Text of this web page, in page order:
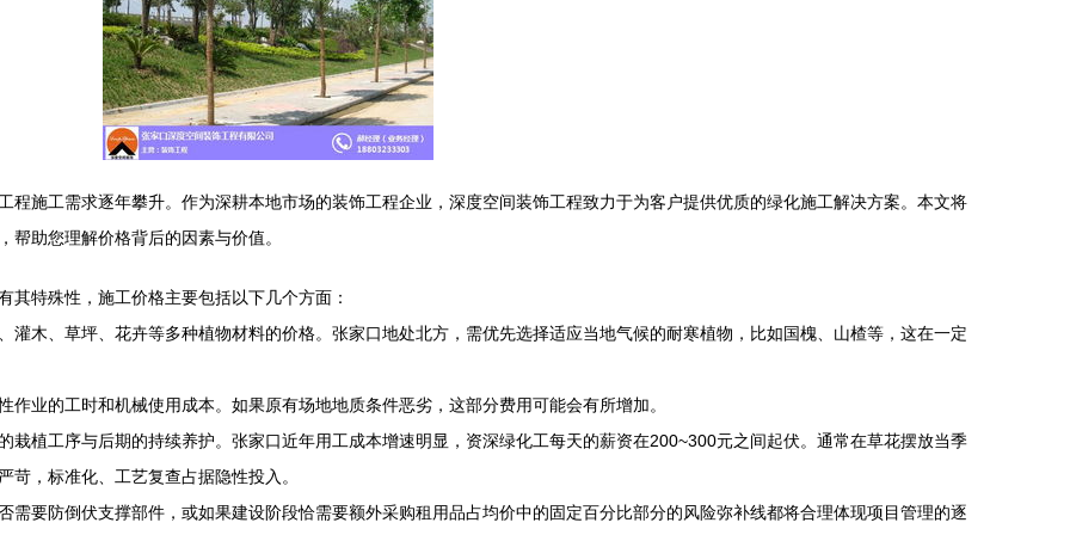
程施工需求逐年攀升。作为深耕本地市场的装饰工程企业，深度空间装饰工程致力于为客户提供优质的绿化施工解决方案。本文将
助您理解价格背后的因素与价值。
特殊性，施工价格主要包括以下几个方面：
灌木、草坪、花卉等多种植物材料的价格。张家口地处北方，需优先选择适应当地气候的耐寒植物，比如国槐、山楂等，这在一定
业的工时和机械使用成本。如果原有场地地质条件恶劣，这部分费用可能会有所增加。
栽植工序与后期的持续养护。张家口近年用工成本增速明显，资深绿化工每天的薪资在200~300元之间起伏。通常在草花摆放当季
，标准化、工艺复查占据隐性投入。
需要防倒伏支撑部件，或如果建设阶段恰需要额外采购租用品占均价中的固定百分比部分的风险弥补线都将合理体现项目管理的逐